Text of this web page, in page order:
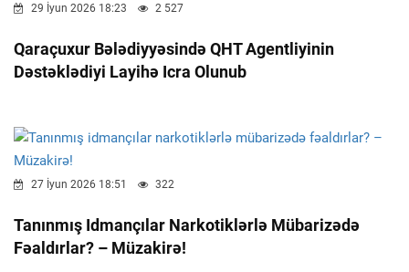
29 İyun 2026 18:23 2 527
Qaraçuxur Bələdiyyəsində QHT Agentliyinin
Dəstəklədiyi Layihə Icra Olunub
27 İyun 2026 18:51 322
Tanınmış Idmançılar Narkotiklərlə Mübarizədə
Fəaldırlar? – Müzakirə!